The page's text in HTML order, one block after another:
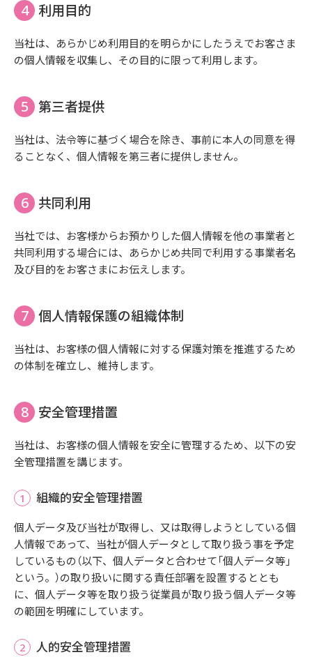
利用目的
当社は、あらかじめ利用目的を明らかにしたうえでお客さま
の個人情報を収集し、その目的に限って利用します。
第三者提供
当社は、法令等に基づく場合を除き、事前に本人の同意を得
ることなく、個人情報を第三者に提供しません。
共同利用
当社では、お客様からお預かりした個人情報を他の事業者と
共同利用する場合には、あらかじめ共同で利用する事業者名
及び目的をお客さまにお伝えします。
個人情報保護の組織体制
当社は、お客様の個人情報に対する保護対策を推進するため
の体制を確立し、維持します。
安全管理措置
当社は、お客様の個人情報を安全に管理するため、以下の安
全管理措置を講じます。
組織的安全管理措置
個人データ及び当社が取得し、又は取得しようとしている個
人情報であって、当社が個人データとして取り扱う事を予定
しているもの（以下、個人データと合わせて「個人データ等」
という。）の取り扱いに関する責任部署を設置するととも
に、個人データ等を取り扱う従業員が取り扱う個人データ等
の範囲を明確にしています。
人的安全管理措置